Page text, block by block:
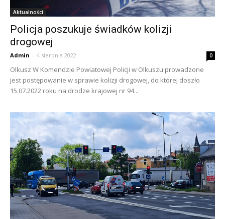
Aktualności
Policja poszukuje świadków kolizji
drogowej
Admin - 4 sierpnia 2022 0
Olkusz W Komendzie Powiatowej Policji w Olkuszu prowadzone
jest postępowanie w sprawie kolizji drogowej, do której doszło
15.07.2022 roku na drodze krajowej nr 94...